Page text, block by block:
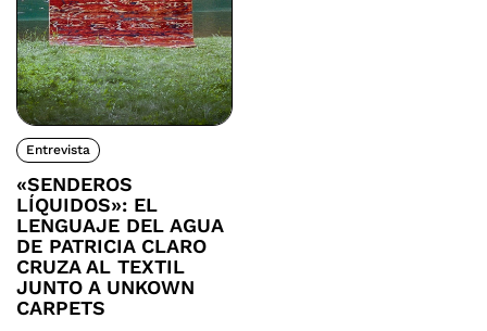
Entrevista
«SENDEROS
LÍQUIDOS»: EL
LENGUAJE DEL AGUA
DE PATRICIA CLARO
CRUZA AL TEXTIL
JUNTO A UNKOWN
CARPETS